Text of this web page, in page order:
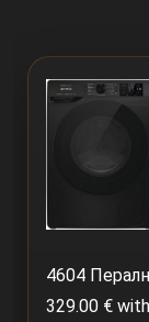
4604
329.00 €